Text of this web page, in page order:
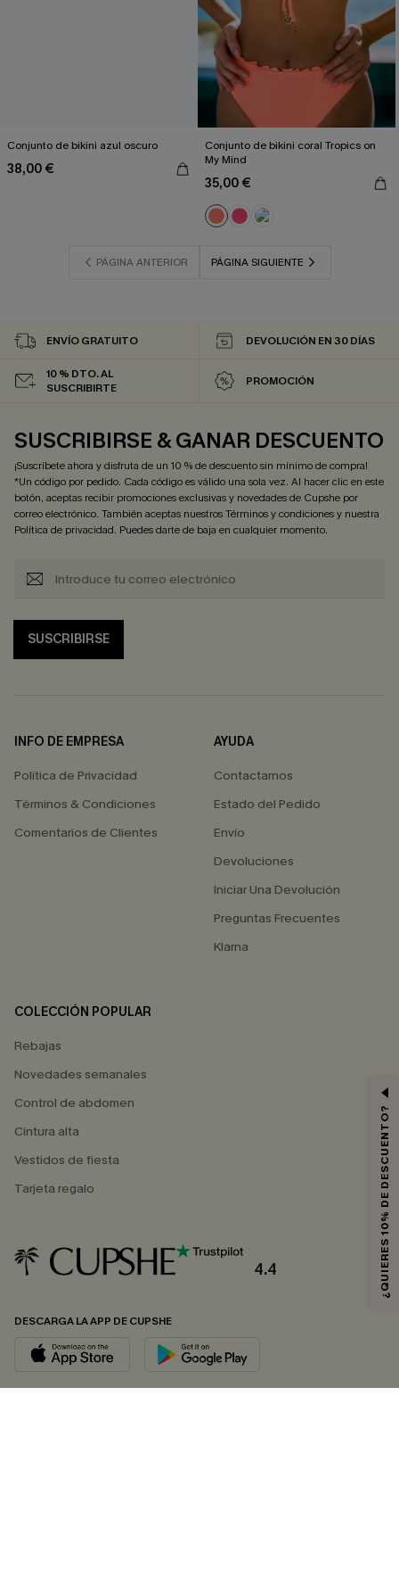
Conjunto de bikini azul oscuro
38,00 €
Conjunto de bikini coral Tropics on
My Mind
35,00 €
PÁGINA ANTERIOR PÁGINA SIGUIENTE
ENVÍO GRATUITO DEVOLUCIÓN EN 30 DÍAS
10 % DTO. AL
SUSCRIBIRTE
PROMOCIÓN
SUSCRIBIRSE & GANAR DESCUENTO
¡Suscríbete ahora y disfruta de un 10 % de descuento sin mínimo de compra!
*Un código por pedido. Cada código es válido una sola vez. Al hacer clic en este
botón, aceptas recibir promociones exclusivas y novedades de Cupshe por
correo electrónico. También aceptas nuestrosTérminos y condicionesy nuestra
Política de privacidad. Puedes darte de baja en cualquier momento.
SUSCRIBIRSE
INFO DE EMPRESA
Política de Privacidad
Términos & Condiciones
Comentarios de Clientes
AYUDA
Contactarnos
Estado del Pedido
Envío
Devoluciones
Iniciar Una Devolución
Preguntas Frecuentes
Klarna
COLECCIÓN POPULAR
Rebajas
Novedades semanales
Control de abdomen
Cintura alta
Vestidos de fiesta
Tarjeta regalo
4.4
DESCARGA LA APP DE CUPSHE
¿QUIERES 10% DE DESCUENTO?